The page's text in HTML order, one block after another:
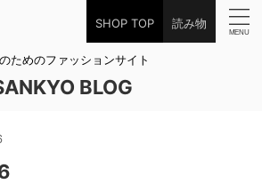
SHOP TOP 読み物
ためのファッションサイト
BLOG